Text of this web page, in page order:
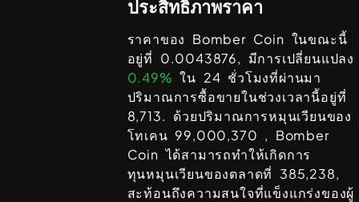
ประสิทธิภาพราคา
ราคาของ Bomber Coin ในขณะนี้
อยู่ที่ 0.0043876, มีการเปลี่ยนแปลง
0.49% ใน 24 ชั่วโมงที่ผ่านมา
ปริมาณการซื้อขายในช่วงเวลานี้อยู่ที่
8,713. ด้วยปริมาณการหมุนเวียนของ
โทเคน 99,000,370 , Bomber
Coin ได้สามารถทำให้เกิดการ
ทุนหมุนเวียนของตลาดที่ 385,238,
สะท้อนถึงความสนใจที่แข็งแกร่งของผู้